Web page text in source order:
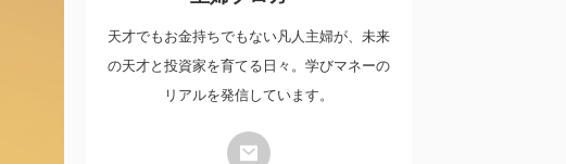
天才でもお金持ちでもない凡人主婦が、未来
の天才と投資家を育てる日々。学びマネーの
リアルを発信しています。